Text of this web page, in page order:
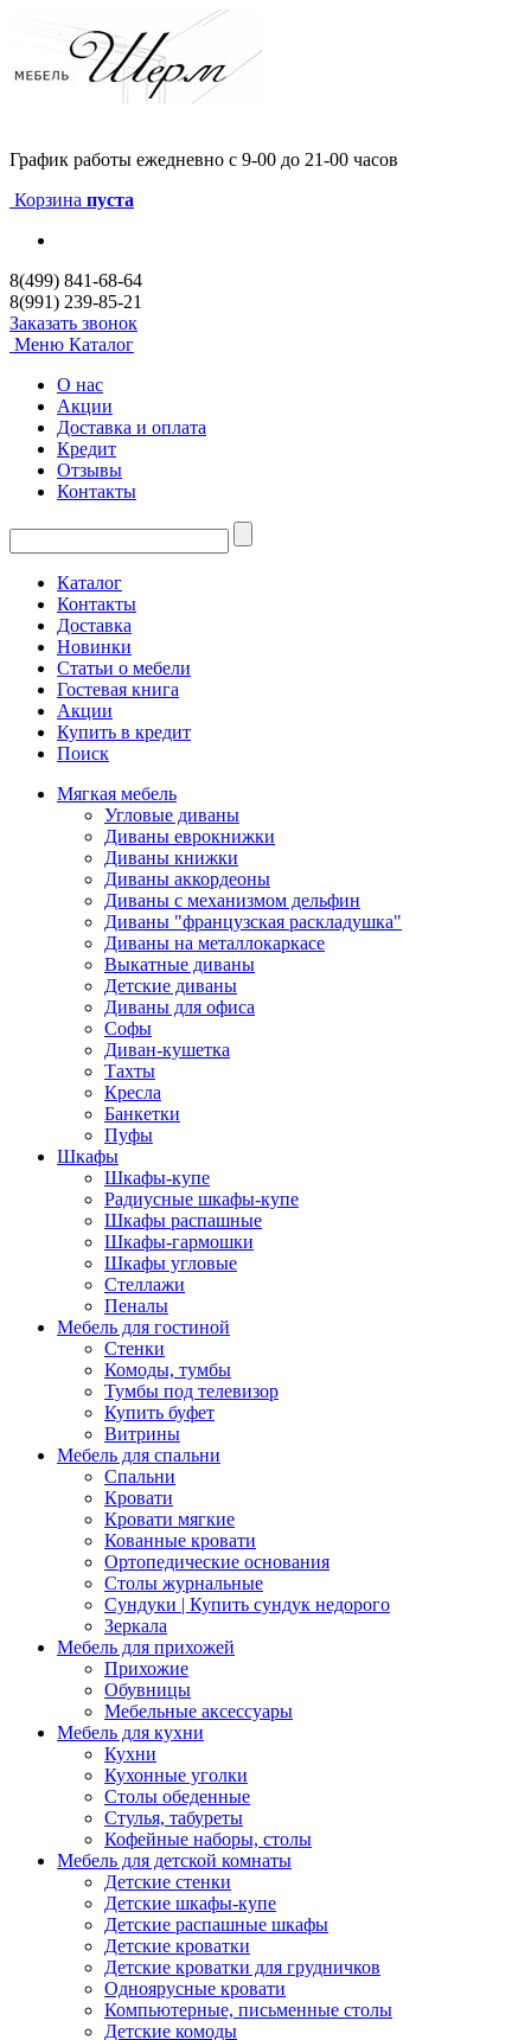
График работы ежедневно с 9-00 до 21-00 часов
Корзина пуста
8(499) 841-68-64
8(991) 239-85-21
Заказать звонок
Меню Каталог
О нас
Акции
Доставка и оплата
Кредит
Отзывы
Контакты
Каталог
Контакты
Доставка
Новинки
Статьи о мебели
Гостевая книга
Акции
Купить в кредит
Поиск
Мягкая мебель
Угловые диваны
Диваны еврокнижки
Диваны книжки
Диваны аккордеоны
Диваны с механизмом дельфин
Диваны "французская раскладушка"
Диваны на металлокаркасе
Выкатные диваны
Детские диваны
Диваны для офиса
Софы
Диван-кушетка
Тахты
Кресла
Банкетки
Пуфы
Шкафы
Шкафы-купе
Радиусные шкафы-купе
Шкафы распашные
Шкафы-гармошки
Шкафы угловые
Стеллажи
Пеналы
Мебель для гостиной
Стенки
Комоды, тумбы
Тумбы под телевизор
Купить буфет
Витрины
Мебель для спальни
Спальни
Кровати
Кровати мягкие
Кованные кровати
Ортопедические основания
Столы журнальные
Сундуки | Купить сундук недорого
Зеркала
Мебель для прихожей
Прихожие
Обувницы
Мебельные аксессуары
Мебель для кухни
Кухни
Кухонные уголки
Столы обеденные
Стулья, табуреты
Кофейные наборы, столы
Мебель для детской комнаты
Детские стенки
Детские шкафы-купе
Детские распашные шкафы
Детские кроватки
Детские кроватки для грудничков
Одноярусные кровати
Компьютерные, письменные столы
Детские комоды